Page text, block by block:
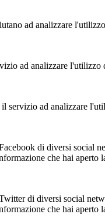
ad analizzare
ad analizzare
servizio ad analizzare
di diversi social
che hai aperto
di diversi social
che hai aperto